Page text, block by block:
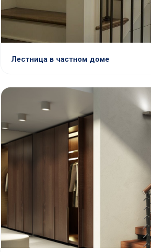
Лестница в частном доме